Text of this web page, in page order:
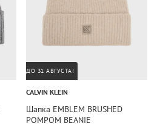
ДО 31 АВГУСТА!
CALVIN KLEIN
Шапка EMBLEM BRUSHED
POMPOM BEANIE